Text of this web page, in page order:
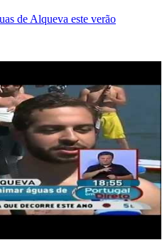
de Alqueva este verão